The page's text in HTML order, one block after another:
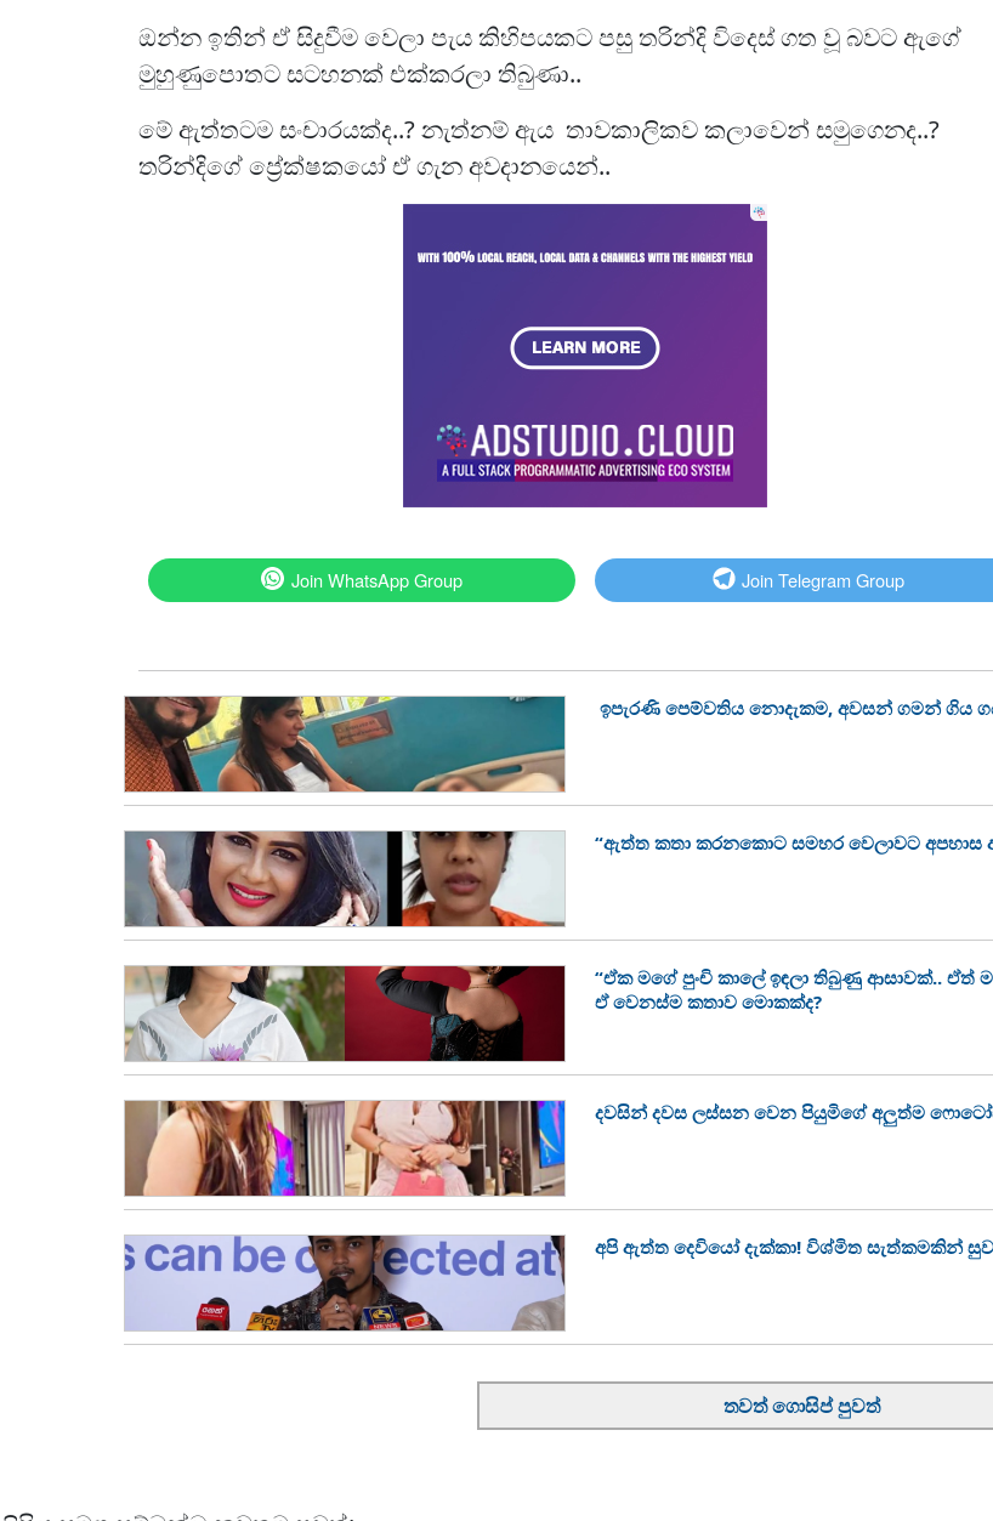
ඔන්න ඉතින් ඒ සිදුවීම වෙලා පැය කිහිපයකට පසු තරින්දි විදෙස් ගත වූ බවට ඇගේ
මුහුණුපොතට සටහනක් එක්කරලා තිබුණා..
මේ ඇත්තටම සංචාරයක්ද..? නැත්නම් ඇය තාවකාලිකව කලාවෙන් සමුගෙනද..?
තරින්දිගේ ප්‍රේක්ෂකයෝ ඒ ගැන අවදානයෙන්..
Join WhatsApp Group Join Telegram Group
ඉපැරණි පෙම්වතිය නොදැකම, අවසන් ගමන් ගිය
“ඇත්ත කතා කරනකොට සමහර වෙලාවට
“ඒක මගේ පුංචි කාලේ ඉඳලා තිබුණු ආසාවක්..
ඒ වෙනස්ම කතාව මොකක්ද?
දවසින් දවස ලස්සන වෙන පියුමිගේ අලුත්ම
අපි ඇත්ත දෙවියෝ දැක්කා! විශ්මිත සැත්කමකින්
තවත් ගොසිප් පුවත්